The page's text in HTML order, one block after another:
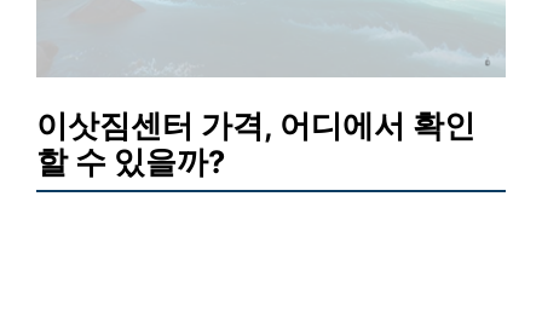
이삿짐센터 가격, 어디에서 확인
할 수 있을까?